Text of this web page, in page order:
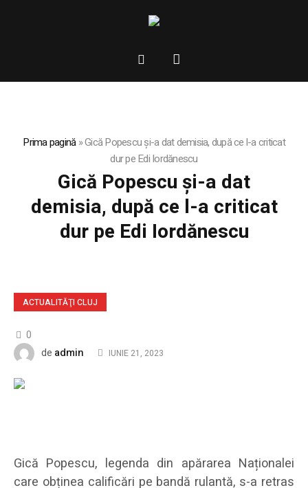
Prima pagină»Gică Popescu și-a dat demisia, după ce l-a criticat
dur pe Edi Iordănescu
Gică Popescu și-a dat
demisia, după ce l-a criticat
dur pe Edi Iordănescu
ACTUALITĂŢI CLUJ
0
de admin IUNIE 21, 2023
Gică Popescu, legenda din apărarea Naționalei
care obținea calificări pe bandă rulantă, s-a retras